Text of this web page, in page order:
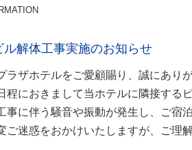
ル解体工事実施のお知らせ
ラザホテルをご愛顧賜り、誠にあり
程におきまして当ホテルに隣接する
事に伴う騒音や振動が発生し、ご宿
ご迷惑をおかけいたしますが、ご理